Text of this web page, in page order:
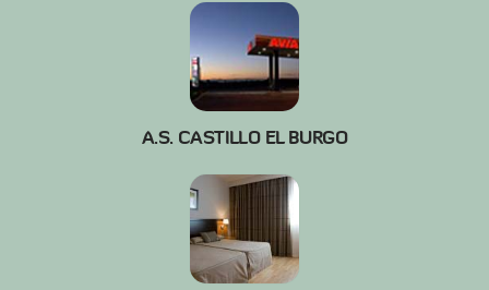
A.S. CASTILLO EL BURGO